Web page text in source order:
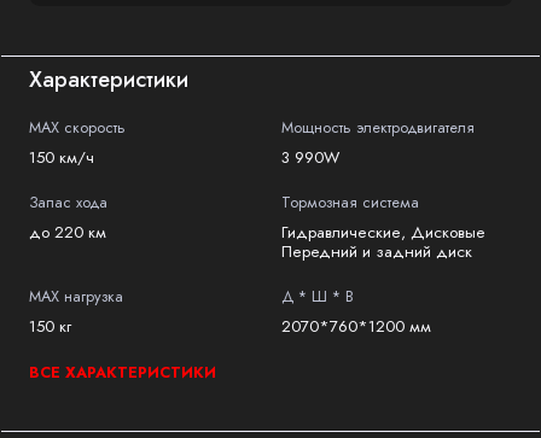
Характеристики
MAX скорость
150 км/ч
Мощность электродвигателя
3 990W
Запас хода
до 220 км
Тормозная система
Гидравлические, Дисковые
Передний и задний диск
MAX нагрузка
150 кг
Д * Ш * В
2070*760*1200 мм
ВСЕ ХАРАКТЕРИСТИКИ